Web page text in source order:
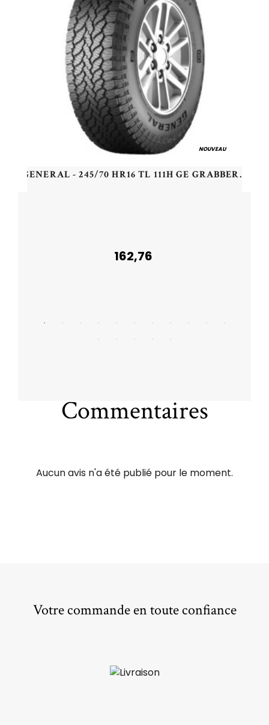
NOUVEAU
GENERAL - 245/70 HR16 TL 111H GE GRABBER AT3 XL - 2457016 - DDB
162,76
Commentaires
Aucun avis n'a été publié pour le moment.
Votre commande en toute confiance